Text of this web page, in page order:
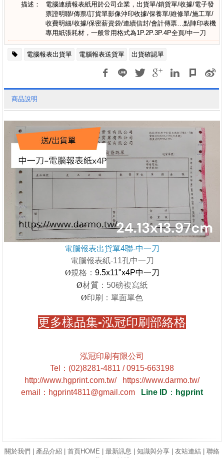
描述：
電腦連續報表紙用於公司企業，出貨單/銷貨單/收據/電子發
票證明聯/傳票/訂貨單影像沖印收據/保養單/維修單/施工單/
收費明細/收據/保密薪資袋/連續信封/會計傳票…點陣印表機
專用紙張耗材，一般常用格式為1P.2P.3P.4P全頁/中一刀
電腦報表出貨單 電腦報表送貨單 出貨確認單
商品說明
電腦報表出貨單4聯-中一刀
電腦報表紙-11孔中一刀
Ø規格： 9.5x11"x4P中一刀
Ø材質：50磅複寫紙
Ø印刷：單面單色
更多樣品集-泓冠印刷部絡格
泓冠印刷有限公司
Tel
： (02)8281-4811 / 0915-663198
http://www.hgprint.com.tw/
https://www.darmo.tw/
email
： hgprint4811@gmail.com Line ID ： hgprint
關於我們 產品介紹 首頁HOME 最新訊息 知識與分享 友站連結
聯絡